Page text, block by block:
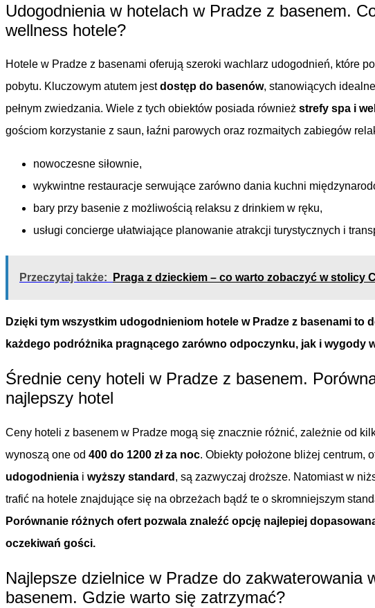
Udogodnienia w hotelach w Pradze z basenem.
wellness hotele?
Hotele w Pradze z basenami oferują szeroki wachlarz udogodnień, które
pobytu. Kluczowym atutem jestdostęp do basenów, stanowiących
pełnym zwiedzania. Wiele z tych obiektów posiada również strefy spa i
gościom korzystanie z saun, łaźni parowych oraz rozmaitych zabiegów
nowoczesne siłownie,
wykwintne restauracje serwujące zarówno dania kuchni
bary przy basenie z możliwością relaksu z drinkiem w ręku,
usługi concierge ułatwiające planowanie atrakcji turystycznych i
Przeczytaj także: Praga z dzieckiem – co warto zobaczyć w stolicy
Dzięki tym wszystkim udogodnieniom hotele w Pradze z basenami to
każdego podróżnika pragnącego zarówno odpoczynku, jak i wygody
Średnie ceny hoteli w Pradze z basenem.
najlepszy hotel
Ceny hoteli z basenem w Pradze mogą się znacznie różnić, zależnie od
wynoszą one od 400 do 1200 zł za noc. Obiekty położone bliżej centrum,
udogodnienia i wyższy standard , są zazwyczaj droższe. Natomiast w
trafić na hotele znajdujące się na obrzeżach bądź te o skromniejszym
Porównanie różnych ofert pozwala znaleźć opcję najlepiej
oczekiwań gości.
Najlepsze dzielnice w Pradze do zakwaterowania
basenem. Gdzie warto się zatrzymać?